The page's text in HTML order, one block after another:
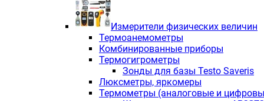
Индикаторы аналоговых
Измерители COS F
Комбинированные приборы
Комбинированные приборы
Комбинированные приборы
Анализаторы качества
Анализаторы мощности
Измерители физических величин
Термоанемометры
Комбинированные приборы
Термогигрометры
Зонды для базы Testo Saveris
Люксметры, яркомеры
Термометры (аналоговые и